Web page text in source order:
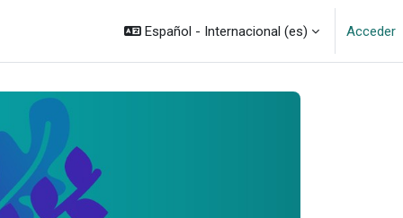
Español - Internacional ‎(es)‎ Acceder